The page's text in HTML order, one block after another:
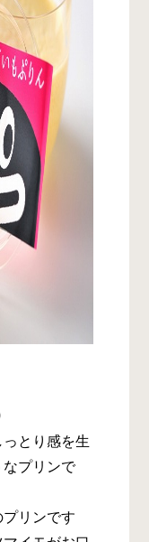
っとり感を生
なプリンで
リンです